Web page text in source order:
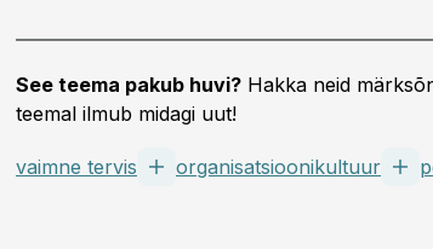
See teema pakub huvi? Hakka neid
teemal ilmub midagi uut!
vaimne tervis organisatsioonikultuur